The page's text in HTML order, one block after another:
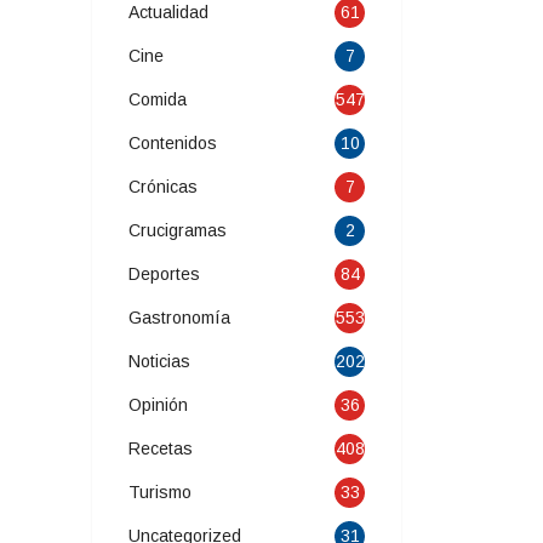
Actualidad 61
Cine 7
Comida 547
Contenidos 10
Crónicas 7
Crucigramas 2
Deportes 84
Gastronomía 553
Noticias 202
Opinión 36
Recetas 408
Turismo 33
Uncategorized 31